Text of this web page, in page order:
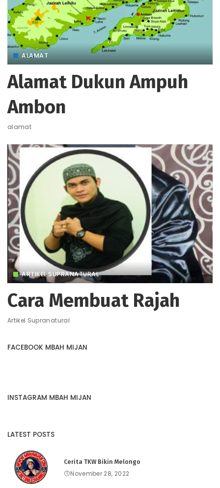
ALAMAT
Alamat Dukun Ampuh
Ambon
alamat
ARTIKEL SUPRANATURAL
Cara Membuat Rajah
Artikel Supranatural
FACEBOOK MBAH MIJAN
INSTAGRAM MBAH MIJAN
LATEST POSTS
Cerita TKW Bikin Melongo
November 28, 2022